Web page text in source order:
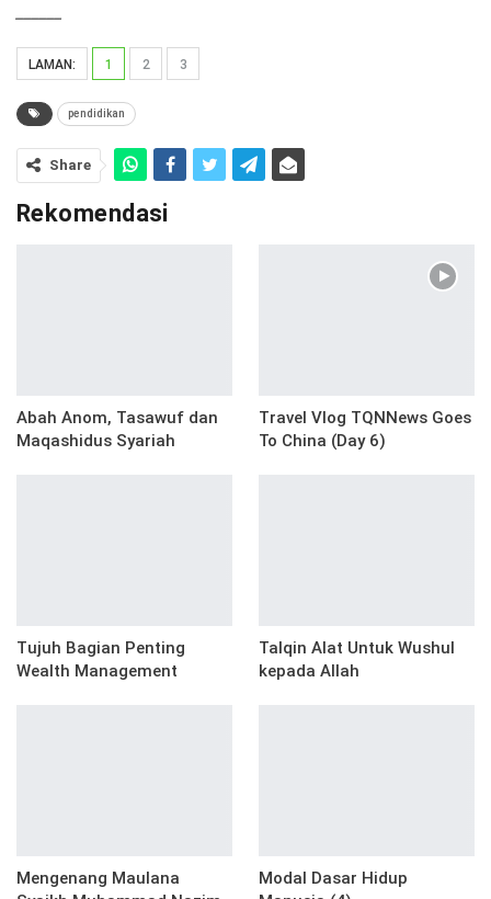
LAMAN: 1 2 3
pendidikan
Share
Rekomendasi
Abah Anom, Tasawuf dan
Maqashidus Syariah
Travel Vlog TQNNews Goes
To China (Day 6)
Tujuh Bagian Penting
Wealth Management
Talqin Alat Untuk Wushul
kepada Allah
Mengenang Maulana
Modal Dasar Hidup